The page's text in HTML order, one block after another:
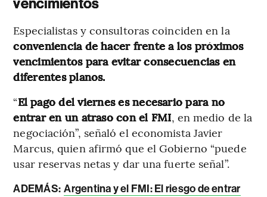
vencimientos
Especialistas y consultoras coinciden en la
conveniencia de hacer frente a los próximos
vencimientos para evitar consecuencias en
diferentes planos.
“El pago del viernes es necesario para no
entrar en un atraso con el FMI, en medio de la
negociación”, señaló el economista Javier
Marcus, quien afirmó que el Gobierno “puede
usar reservas netas y dar una fuerte señal”.
ADEMÁS: Argentina y el FMI: El riesgo de entrar